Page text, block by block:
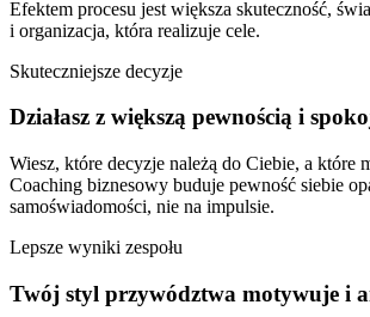
Efektem procesu jest większa skuteczność,
i organizacja, która realizuje cele.
Skuteczniejsze decyzje
Działasz z większą pewnością i
Wiesz, które decyzje należą do Ciebie, a które
Coaching biznesowy buduje pewność siebie
samoświadomości, nie na impulsie.
Lepsze wyniki zespołu
Twój styl przywództwa motywuje i